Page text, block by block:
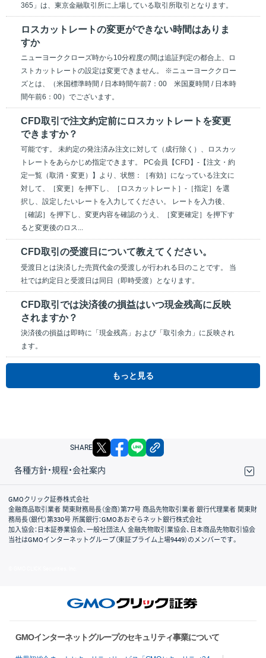
365」は、東京金融取引所に上場している取引所取引となります。
ロスカットレートの変更ができない時間はありま
すか
ニューヨーククローズ時から10分程度の間は追証判定の都合上、ロ
ストカットレートの設定は変更できません。 ※ニューヨーククロー
ズとは、（米国標準時間 / 日本時間午前7：00 米国夏時間 / 日本時
間午前6：00）でございます。
CFD取引で注文約定前にロスカットレートを変更
できますか？
可能です。 未約定の発注済み注文に対して（成行除く）、ロスカッ
トレートをあらかじめ指定できます。 PC会員【CFD】-【注文・約
定一覧（取消・変更）】より、状態：［有効］になっている注文に
対して、［変更］を押下し、［ロスカットレート］-［指定］を選
択し、設定したいレートを入力してください。 レートを入力後、
［確認］を押下し、変更内容を確認のうえ、［変更確定］を押下す
ると変更後のロス...
CFD取引の受渡日について教えてください。
受渡日とは決済した売買代金の受渡しが行われる日のことです。 当
社では約定日と受渡日は同日（即時受渡）となります。
CFD取引では決済後の損益はいつ現金残高に反映
されますか？
決済後の損益は即時に「現金残高」および「取引余力」に反映され
ます。
もっと見る
SHARE X facebook
各種方針・規程・会社案内
取引規程・約款
サイトマップ
その他のご案内
個人情報保護方針
最良執行方針
サイトのご利用について
ディスクレイマー
信託保全
リスク説明
会社案内
GMOクリック証券株式会社
金融商品取引業者 関東財務局長（金商）第77号 商品先物取引業者 銀行代理業者 関東財
務局長（銀代）第330号 所属銀行：GMOあおぞらネット銀行株式会社
加入協会：日本証券業協会、一般社団法人 金融先物取引業協会、日本商品先物取引協会
当社はGMOインターネットグループ（東証プライム上場9449）のメンバーです。
GMOインターネットグループのセキュリティ事業について